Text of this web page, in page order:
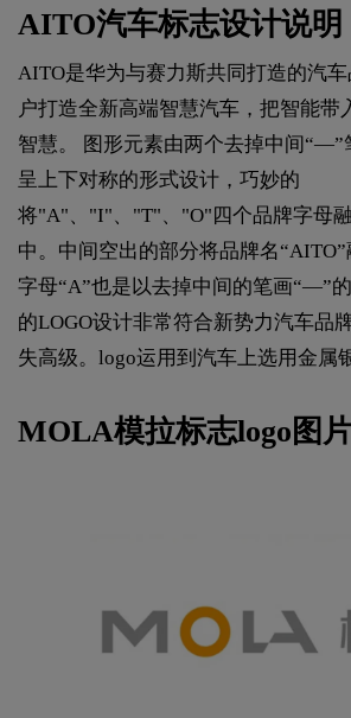
AITO汽车标志设计说明
AITO是华为与赛力斯共同打造的汽
户打造全新高端智慧汽车，把智能带
智慧。 图形元素由两个去掉中间“—”
呈上下对称的形式设计，巧妙的
将"A"、"I"、"T"、"O"四个品牌字母
中。中间空出的部分将品牌名
字母“A”也是以去掉中间的笔画“—”
的LOGO设计非常符合新势力汽车品
失高级。logo运用到汽车上选用金属
MOLA模拉标志logo图